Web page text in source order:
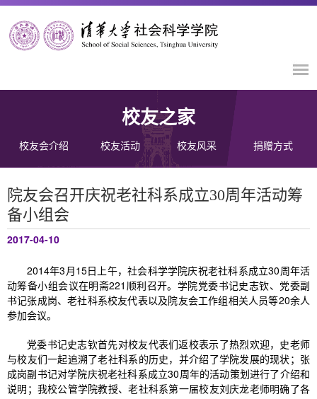
校友之家
校友会介绍 校友活动 校友风采 捐赠方式
院友会召开庆祝老社科系成立30周年活动筹
备小组会
2017-04-10
2014年3月15日上午，社会科学学院庆祝老社科系成立30周年活
动筹备小组会议在明斋221顺利召开。学院党委书记史志钦、党委副
书记张成岗、老社科系校友代表以及院友会工作组相关人员等20余人
参加会议。
党委书记史志钦首先对校友代表们返校表示了热烈欢迎，史老师
与校友们一起追溯了老社科系的历史，并介绍了学院发展的现状；张
成岗副书记对学院庆祝老社科系成立30周年的活动策划进行了介绍和
说明；我校公管学院教授、老社科系第一届校友刘庆龙老师明确了各